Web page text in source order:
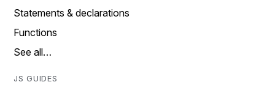
Statements & declarations
Functions
See all…
JS GUIDES